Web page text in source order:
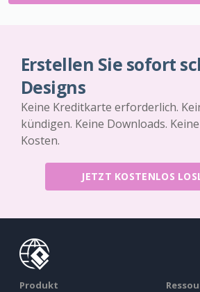
Erstellen Sie sofort
Designs
Keine Kreditkarte erforderlich.
kündigen. Keine Downloads.
Kosten.
JETZT KOSTENLOS
Produkt